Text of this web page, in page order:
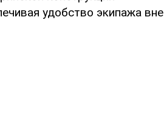
удобство экипажа вне